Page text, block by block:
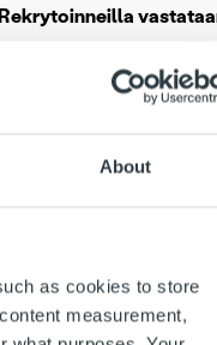
About
as cookies to store
measurement,
uusia it- ja
yhtiön
kysyntä.
40 prosentin
ja neljää uutta
Accounts -